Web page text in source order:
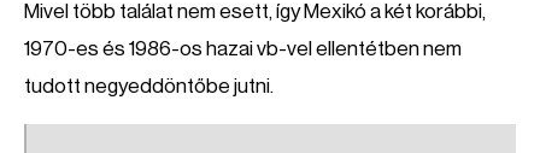
Mivel több találat nem esett, így Mexikó a két korábbi,
1970-es és 1986-os hazai vb-vel ellentétben nem
tudott negyeddöntőbe jutni.